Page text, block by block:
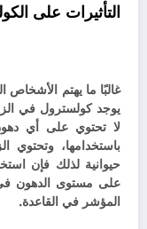
التأثيرات على
غالبًا ما يهتم
يوجد كولسترول في
لا تحتوي على أي
باستخدامها، وتحتوي
حيوانية لذلك فإن
على مستوى الدهون
المؤشر في القاعدة.